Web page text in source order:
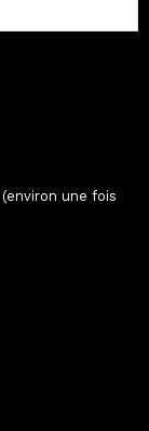
une fois